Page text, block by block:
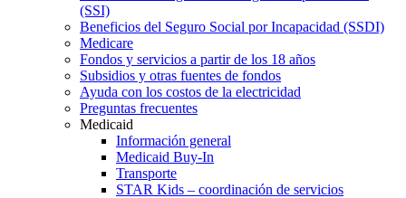
(SSI)
Beneficios del Seguro Social por Incapacidad (SSDI)
Medicare
Fondos y servicios a partir de los 18 años
Subsidios y otras fuentes de fondos
Ayuda con los costos de la electricidad
Preguntas frecuentes
Medicaid
Información general
Medicaid Buy-In
Transporte
STAR Kids – coordinación de servicios